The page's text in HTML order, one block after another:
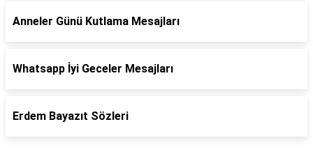
Anneler Günü Kutlama Mesajları
Whatsapp İyi Geceler Mesajları
Erdem Bayazıt Sözleri